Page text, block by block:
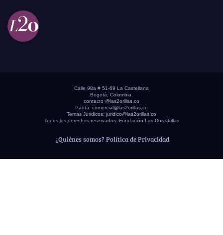
Calle 98a # 51-69 La Castellana
Bogotá, Colombia.
contacto @las2orillas.co
Pauta: comercial@las2orillas.co
Temas Juridicos: juridico@las2orillas.co
Todos los derechos reservados. Fundación Las Dos Orillas
¿Quiénes somos? Política de Privacidad